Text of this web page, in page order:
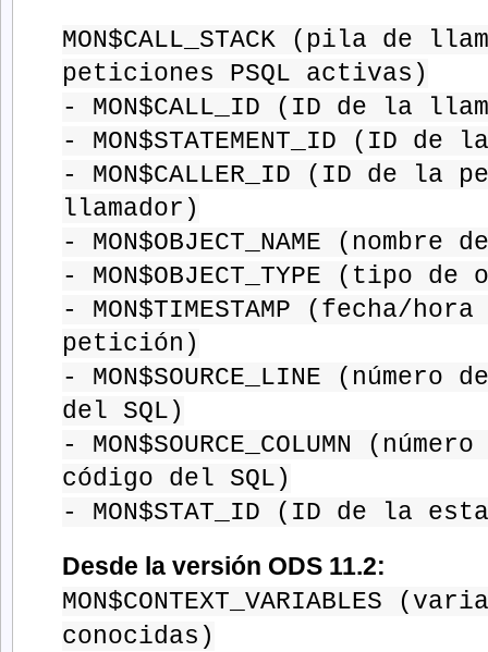
MON$CALL_STACK (pila de
peticiones PSQL activas)
- MON$CALL_ID (ID de la
- MON$STATEMENT_ID (ID de
- MON$CALLER_ID (ID de la
llamador)
- MON$OBJECT_NAME
- MON$OBJECT_TYPE (tipo de
- MON$TIMESTAMP (fecha/
petición)
- MON$SOURCE_LINE
del SQL)
- MON$SOURCE_COLUMN
código del SQL)
- MON$STAT_ID (ID de la
Desde la versión ODS 11.2:
MON$CONTEXT_VARIABLES
conocidas)